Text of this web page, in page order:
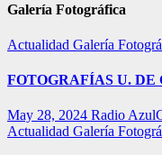
Galería Fotográfica
Actualidad Galería
FOTOGRAFÍAS U.
May 28, 2024 Radio
Actualidad Galería